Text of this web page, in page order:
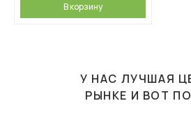
В корзину
У НАС ЛУЧШАЯ
РЫНКЕ И ВОТ